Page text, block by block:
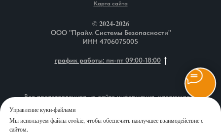
Управление куки-файлами
Мы используем файлы cookie, чтобы обеспечить наилучшее взаимодействие с
сайтом.
Карта сайта
© 2024-2026
ООО "Прайм Системы Безопасности"
ИНН 4706075005
график работы: пн-пт 09:00-18:00
Вся представленная на сайте информация, касающаяся
описания товаров, технических характеристик, наличия на
стоимости продукции и сервисного обслуживания, носит